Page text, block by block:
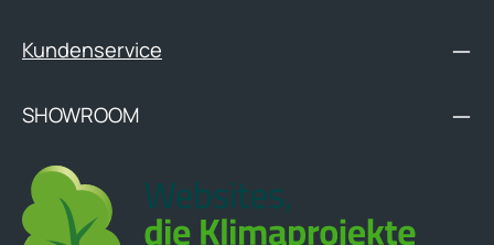
Kundenservice
SHOWROOM